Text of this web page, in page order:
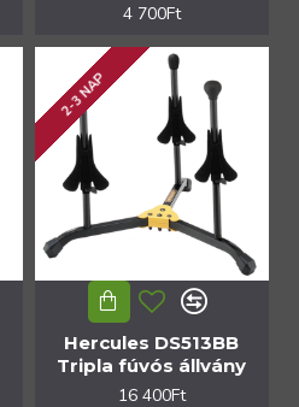
4 700Ft
2-3 NAP
Hercules DS513BB
Tripla fúvós állvány
16 400Ft